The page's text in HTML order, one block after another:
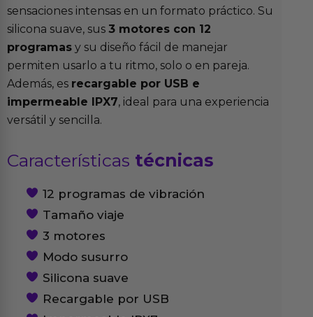
sensaciones intensas en un formato práctico. Su
silicona suave, sus 3 motores con 12
programas y su diseño fácil de manejar
permiten usarlo a tu ritmo, solo o en pareja.
Además, es recargable por USB e
impermeable IPX7, ideal para una experiencia
versátil y sencilla.
Características técnicas
12 programas de vibración
Tamaño viaje
3 motores
Modo susurro
Silicona suave
Recargable por USB